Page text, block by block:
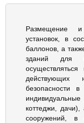
Размещение и
установок, в
баллонов, а
зданий для
действующих
безопасности
коттеджи,
сооружений, в